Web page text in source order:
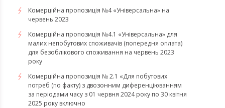
Комерційна пропозиція №4 «Універсальна» на
червень 2023
Комерційна пропозиція №4.1 «Універсальна» для
малих непобутових споживачів (попередня оплата)
для безоблікового споживання на червень 2023
року
Комерційна пропозиція № 2.1 «Для побутових
потреб (по факту) з двозонним диференціюванням
за періодами часу з 01 червня 2024 року по 30 квітня
2025 року включно